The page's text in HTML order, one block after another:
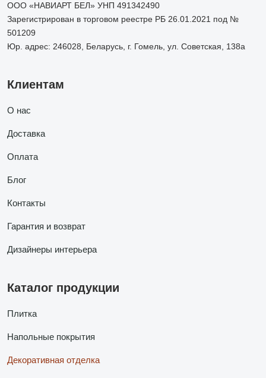
ООО «НАВИАРТ БЕЛ» УНП 491342490
Зарегистрирован в торговом реестре РБ 26.01.2021 под №
501209
Юр. адрес: 246028, Беларусь, г. Гомель, ул. Советская, 138а
Клиентам
О нас
Доставка
Оплата
Блог
Контакты
Гарантия и возврат
Дизайнеры интерьера
Каталог продукции
Плитка
Напольные покрытия
Декоративная отделка